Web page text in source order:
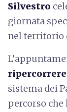
Silvestro
giornata
nel territorio
sistema dei
percorso